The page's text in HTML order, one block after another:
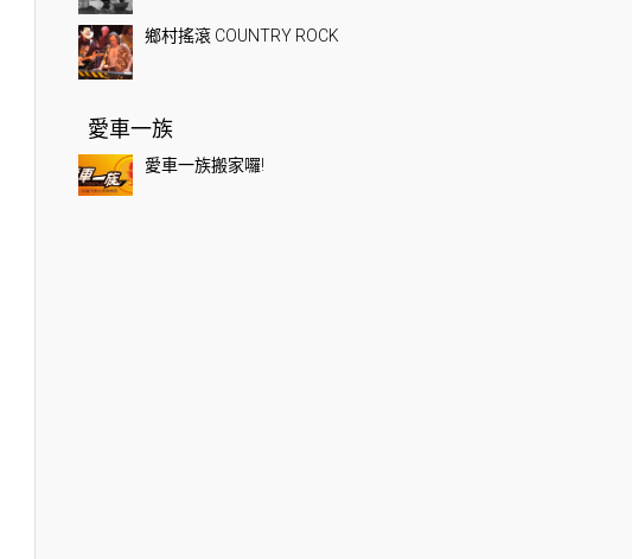
鄉村搖滾 COUNTRY ROCK
愛車一族
愛車一族搬家囉!